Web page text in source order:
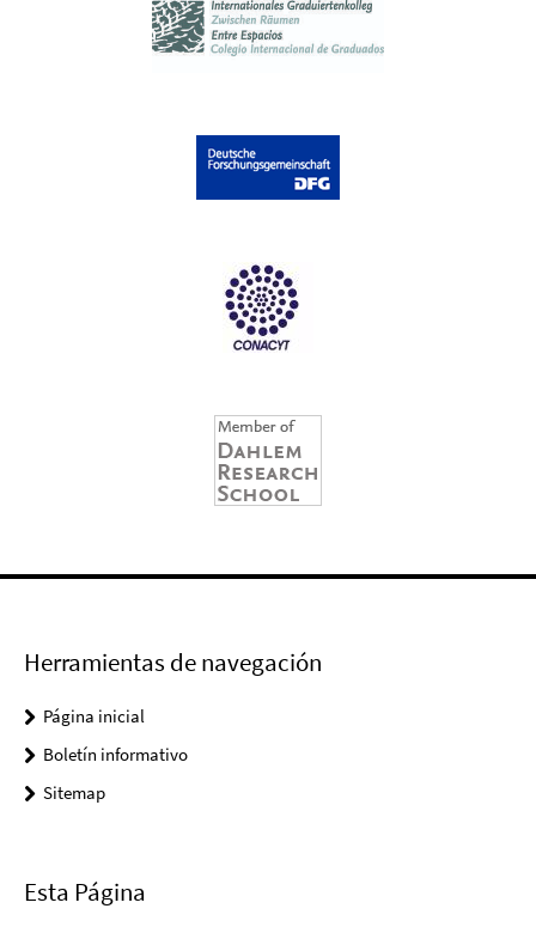
Herramientas de navegación
Página inicial
Boletín informativo
Sitemap
Esta Página